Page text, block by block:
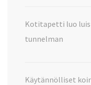
Kotitapetti luo
tunnelman
Käytännölliset